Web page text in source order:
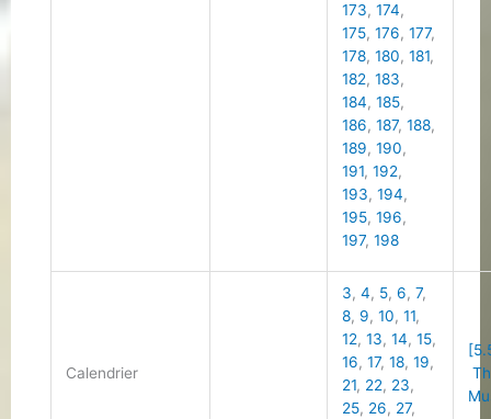
173,174,
175,176,177,
178,180,181,
182,183,
184,185,
186,187,188,
189,190,
191,192,
193,194,
195,196,
197,198
Calendrier
3,4, 5,6,7,
8, 9,10,11,
12,13,14,15,
16,17,18,19,
21, 22, 23,
25, 26, 27,